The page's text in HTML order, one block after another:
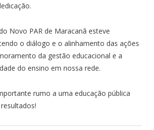
Novo PAR de Maracanã esteve
o diálogo e o alinhamento das ações
da gestão educacional e a
do ensino em nossa rede.
rumo a uma educação pública